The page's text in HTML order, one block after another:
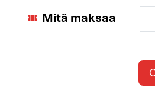
Mitä maksaa